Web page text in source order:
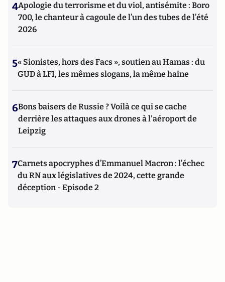
4Apologie du terrorisme et du viol, antisémite : Boro
700, le chanteur à cagoule de l’un des tubes de l’été
2026
5« Sionistes, hors des Facs », soutien au Hamas : du
GUD à LFI, les mêmes slogans, la même haine
6Bons baisers de Russie ? Voilà ce qui se cache
derrière les attaques aux drones à l'aéroport de
Leipzig
7Carnets apocryphes d’Emmanuel Macron : l’échec
du RN aux législatives de 2024, cette grande
déception - Episode 2